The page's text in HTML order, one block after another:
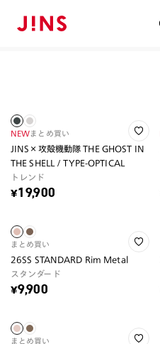
NEWまとめ買い
JINS×攻殻機動隊 THE GHOST IN
THE SHELL / TYPE-OPTICAL
トレンド
¥19,900
まとめ買い
26SS STANDARD Rim Metal
スタンダード
¥9,900
まとめ買い